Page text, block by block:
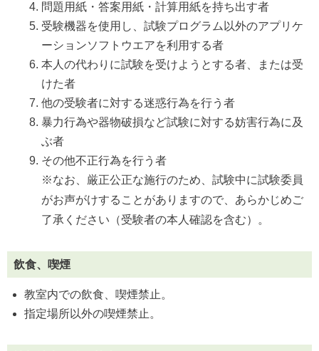
問題用紙・答案用紙・計算用紙を持ち出す者
受験機器を使用し、試験プログラム以外のアプリケ
ーションソフトウエアを利用する者
本人の代わりに試験を受けようとする者、または受
けた者
他の受験者に対する迷惑行為を行う者
暴力行為や器物破損など試験に対する妨害行為に及
ぶ者
その他不正行為を行う者
※なお、厳正公正な施行のため、試験中に試験委員
がお声がけすることがありますので、あらかじめご
了承ください（受験者の本人確認を含む）。
飲食、喫煙
教室内での飲食、喫煙禁止。
指定場所以外の喫煙禁止。